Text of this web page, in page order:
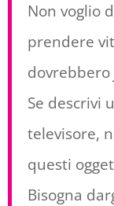
Non voglio
prendere
dovrebbero
Se descrivi
televisore,
questi
Bisogna